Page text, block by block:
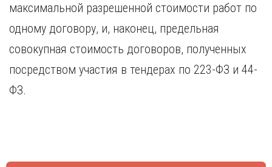
максимальной разрешенной стоимости работ по
одному договору, и, наконец, предельная
совокупная стоимость договоров, полученных
посредством участия в тендерах по 223-ФЗ и 44-
ФЗ.